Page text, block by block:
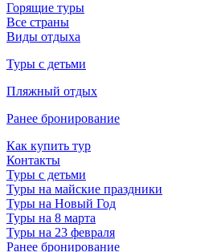
Горящие туры
Все страны
Виды отдыха
Туры с детьми
Пляжный отдых
Ранее бронирование
Как купить тур
Контакты
Туры с детьми
Туры на майские праздники
Туры на Новый Год
Туры на 8 марта
Туры на 23 февраля
Ранее бронирование